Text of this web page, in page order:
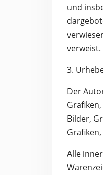
und
verweist.
3.
Der
Bilder,
Alle